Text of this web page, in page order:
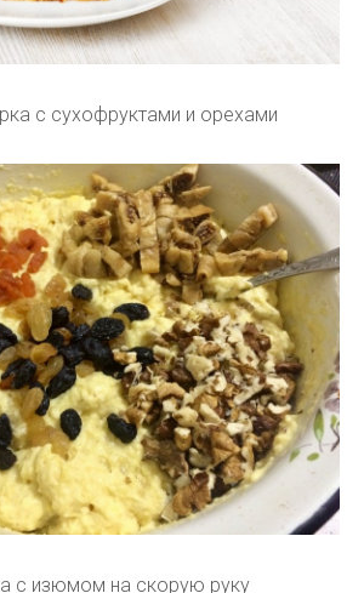
с сухофруктами и орехами
с изюмом на скорую руку